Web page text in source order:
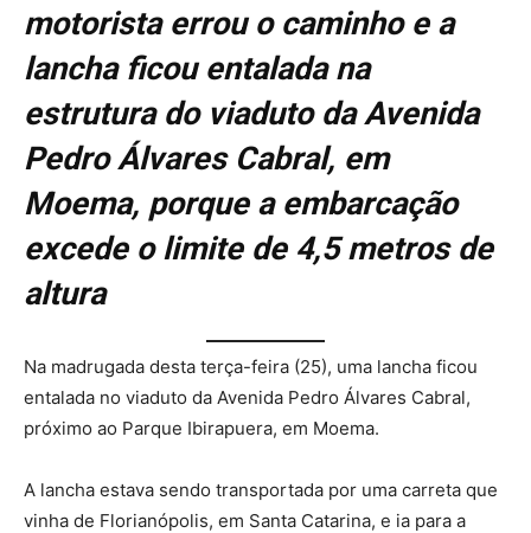
motorista errou o caminho e a
lancha ficou entalada na
estrutura do viaduto da Avenida
Pedro Álvares Cabral, em
Moema, porque a embarcação
excede o limite de 4,5 metros de
altura
Na madrugada desta terça-feira (25), uma lancha ficou
entalada no viaduto da Avenida Pedro Álvares Cabral,
próximo ao Parque Ibirapuera, em Moema.
A lancha estava sendo transportada por uma carreta que
vinha de Florianópolis, em Santa Catarina, e ia para a